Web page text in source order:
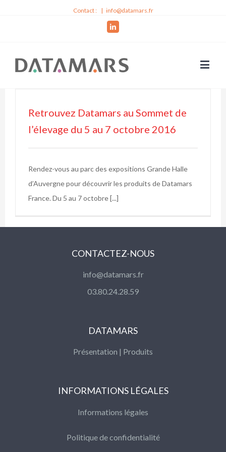
Contact : | info@datamars.fr
Linkedin
Retrouvez Datamars au Sommet de
l’élevage du 5 au 7 octobre 2016
Rendez-vous au parc des expositions Grande Halle
d’Auvergne pour découvrir les produits de Datamars
France. Du 5 au 7 octobre [...]
CONTACTEZ-NOUS
info@datamars.fr
03.80.24.28.59
DATAMARS
Présentation | Produits
INFORMATIONS LÉGALES
Informations légales
Politique de confidentialité